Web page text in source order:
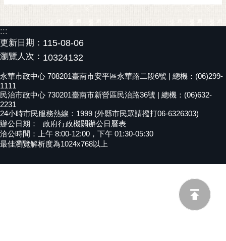
黃
偉
哲
螢
光
花
泉
桐
花
祭
:::
更新日期： 115-08-06
瀏覽人次： 10324132
永華市政中心 708201臺南市安平區永華路二段6號 | 總機：(06)299-
1111
民治市政中心 730201臺南市新營區民治路36號 | 總機：(06)632-
2231
24小時市民服務熱線：1999 (外縣市民眾請撥打06-6326303)
辦公日期：
政府行政機關辦公日曆表
洽公時間：上午 8:00-12:00，下午 01:30-05:30
最佳瀏覽解析度為1024x768以上